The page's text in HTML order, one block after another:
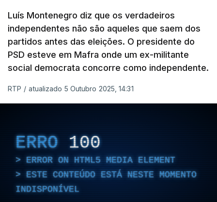
Luís Montenegro diz que os verdadeiros
independentes não são aqueles que saem dos
partidos antes das eleições. O presidente do
PSD esteve em Mafra onde um ex-militante
social democrata concorre como independente.
RTP / atualizado 5 Outubro 2025, 14:31
ERRO 100
ERROR ON HTML5 MEDIA ELEMENT
ESTE CONTEÚDO ESTÁ NESTE MOMENTO
INDISPONÍVEL